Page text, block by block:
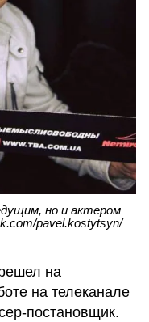
но и актером
pavel.kostytsyn/
на
на телеканале
постановщик.